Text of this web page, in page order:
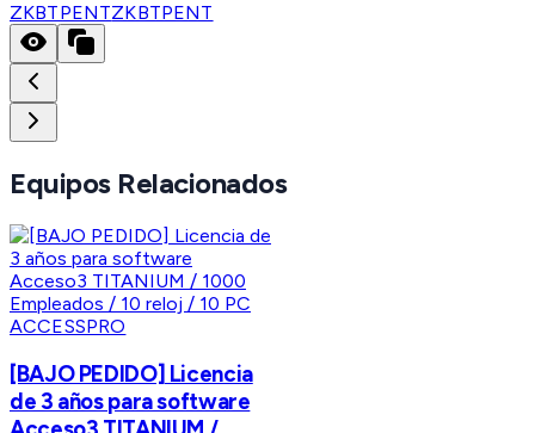
ZKBTPENTZKBTPENT
Equipos Relacionados
ACCESSPRO
[BAJO PEDIDO] Licencia
de 3 años para software